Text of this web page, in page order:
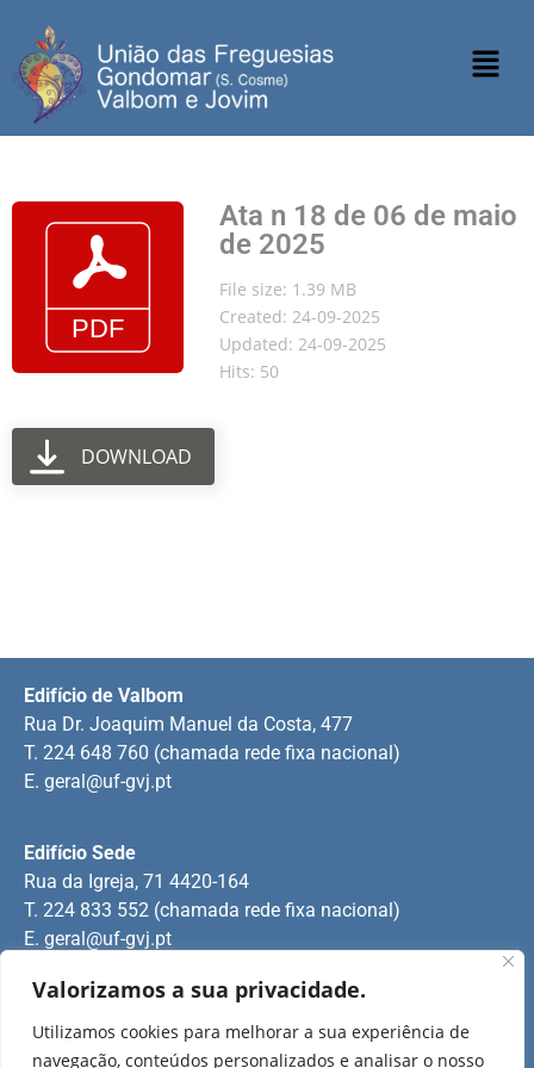
Valorizamos a sua privacidade.
Utilizamos cookies para melhorar a sua experiência de
navegação, conteúdos personalizados e analisar o nosso
Ata n 18 de 06 de maio
de 2025
File size: 1.39 MB
Created: 24-09-2025
Updated: 24-09-2025
Hits: 50
DOWNLOAD
Rua Manuel Pinto Martins
Edifício Sede
Rua da Igreja, 71 4420-164
T. 224 833 552 (chamada rede fixa nacional)
E. geral@uf-gvj.pt
Edifício de Valbom
Rua Dr. Joaquim Manuel da Costa, 477
T. 224 648 760 (chamada rede fixa nacional)
E. geral@uf-gvj.pt